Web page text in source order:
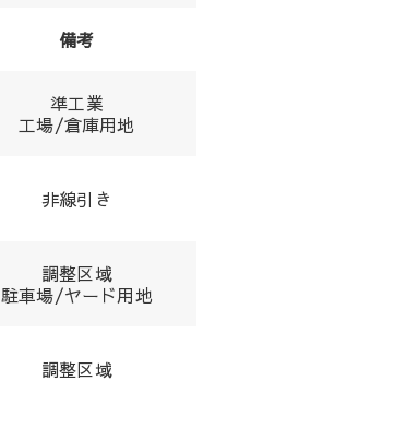
備考
準工業
工場/倉庫用地
非線引き
調整区域
駐車場/ヤード用地
調整区域